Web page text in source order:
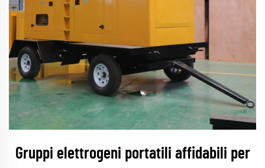
Gruppi elettrogeni portatili affidabili per